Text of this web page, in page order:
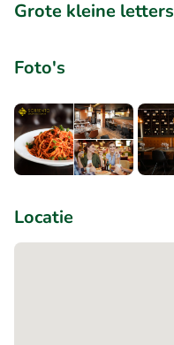
Grote kleine letters
Foto's
Locatie